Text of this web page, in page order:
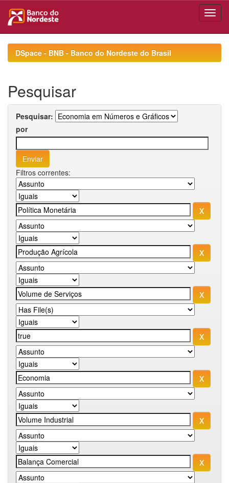
navigationDSpace - BNB - Banco do Nordeste do Brasil
Pesquisar
Pesquisar:
por
Filtros correntes: